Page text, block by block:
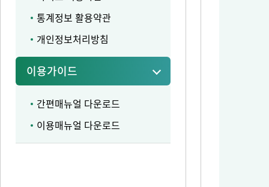
통계정보 활용약관
개인정보처리방침
이용가이드
간편매뉴얼 다운로드
이용매뉴얼 다운로드